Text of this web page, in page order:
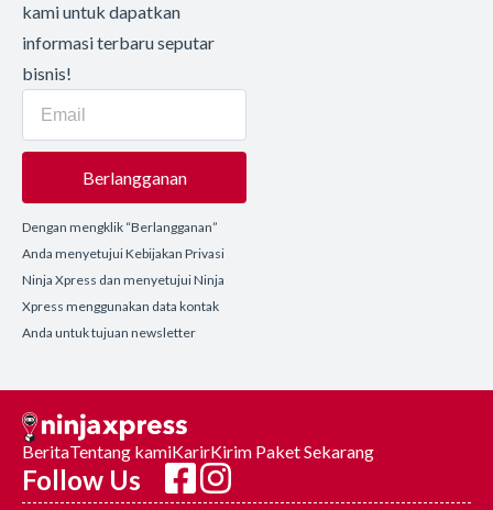
kami untuk dapatkan
informasi terbaru seputar
bisnis!
Berlangganan
Dengan mengklik “Berlangganan”
Anda menyetujui Kebijakan Privasi
Ninja Xpress dan menyetujui Ninja
Xpress menggunakan data kontak
Anda untuk tujuan newsletter
BeritaTentang kamiKarirKirim Paket Sekarang
Follow Us